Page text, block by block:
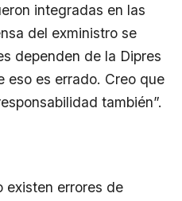
integradas en las
del exministro se
dependen de la Dipres
eso es errado. Creo que
también”.
existen errores de